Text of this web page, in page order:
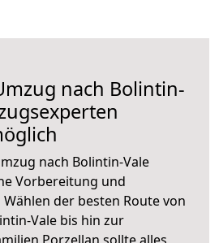
nach Bolintin-
nach Bolintin-Vale
Vorbereitung und
der besten Route von
Vale bis hin zur